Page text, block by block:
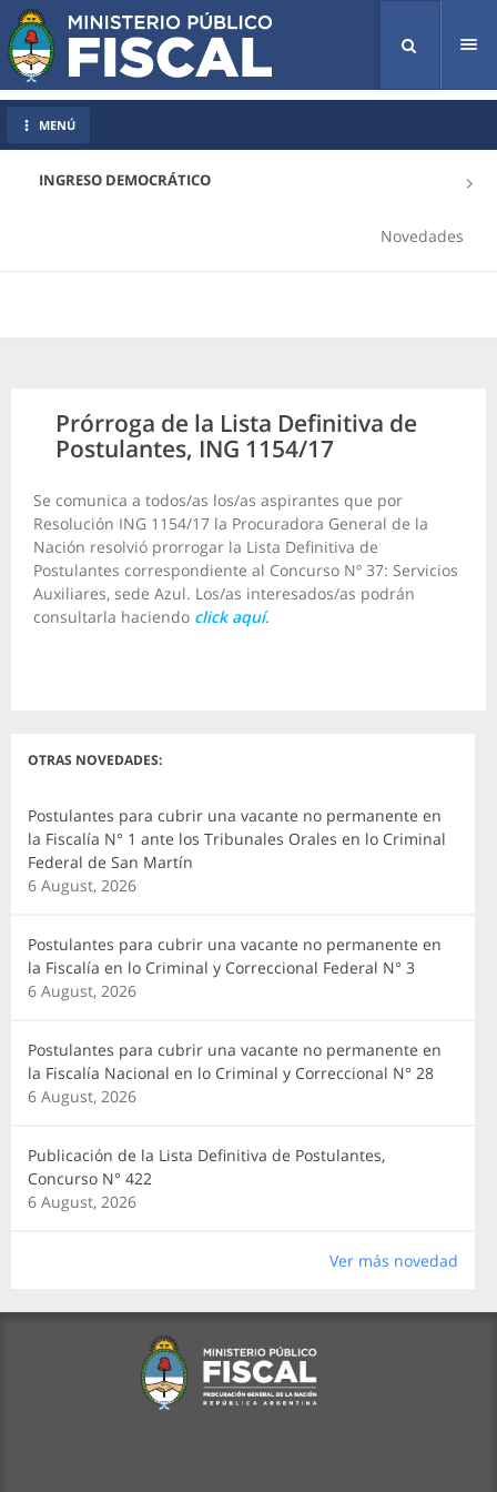
INGRESO DEMOCRÁTICO
Novedades
MENÚ
Prórroga de la Lista Definitiva de
Postulantes, ING 1154/17
Se comunica a todos/as los/as aspirantes que por
Resolución ING 1154/17 la Procuradora General de la
Nación resolvió prorrogar la Lista Definitiva de
Postulantes correspondiente al Concurso Nº 37: Servicios
Auxiliares, sede Azul. Los/as interesados/as podrán
consultarla haciendo click aquí.
OTRAS NOVEDADES:
Postulantes para cubrir una vacante no permanente en
la Fiscalía N° 1 ante los Tribunales Orales en lo Criminal
Federal de San Martín
6 August, 2026
Postulantes para cubrir una vacante no permanente en
la Fiscalía en lo Criminal y Correccional Federal N° 3
6 August, 2026
Postulantes para cubrir una vacante no permanente en
la Fiscalía Nacional en lo Criminal y Correccional N° 28
6 August, 2026
Publicación de la Lista Definitiva de Postulantes,
Concurso N° 422
6 August, 2026
Ver más novedad